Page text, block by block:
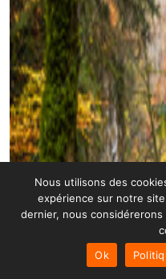
Nous utilisons des
expérience sur notre
dernier, nous
Ok